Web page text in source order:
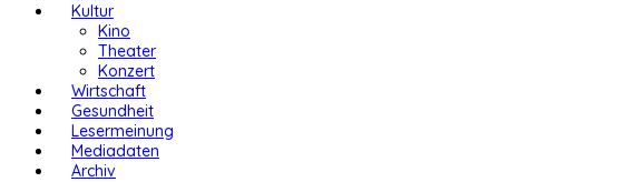
Kultur
Kino
Theater
Konzert
Wirtschaft
Gesundheit
Lesermeinung
Mediadaten
Archiv